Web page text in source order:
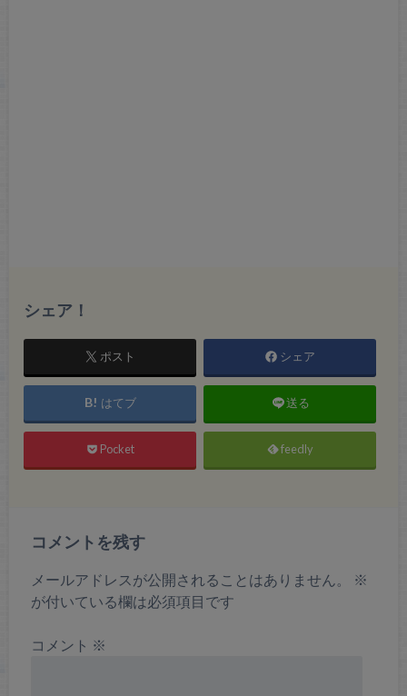
シェア！
ポスト シェア
はてブ 送る
Pocket feedly
コメントを残す
メールアドレスが公開されることはありません。
※
が付いている欄は必須項目です
コメント ※